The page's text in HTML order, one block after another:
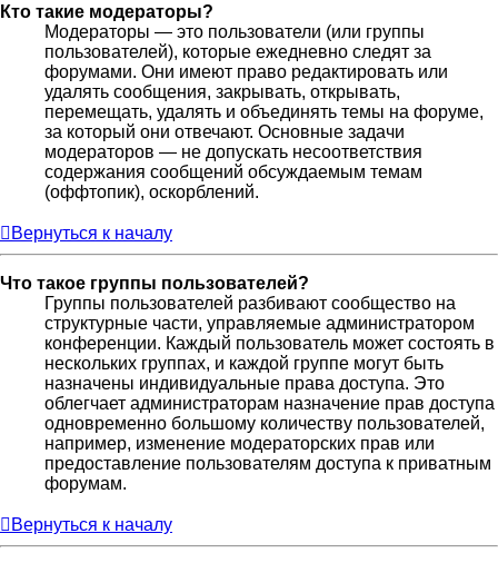
Кто такие модераторы?
Модераторы — это пользователи (или группы
пользователей), которые ежедневно следят за
форумами. Они имеют право редактировать или
удалять сообщения, закрывать, открывать,
перемещать, удалять и объединять темы на форуме,
за который они отвечают. Основные задачи
модераторов — не допускать несоответствия
содержания сообщений обсуждаемым темам
(оффтопик), оскорблений.
Вернуться к началу
Что такое группы пользователей?
Группы пользователей разбивают сообщество на
структурные части, управляемые администратором
конференции. Каждый пользователь может состоять в
нескольких группах, и каждой группе могут быть
назначены индивидуальные права доступа. Это
облегчает администраторам назначение прав доступа
одновременно большому количеству пользователей,
например, изменение модераторских прав или
предоставление пользователям доступа к приватным
форумам.
Вернуться к началу